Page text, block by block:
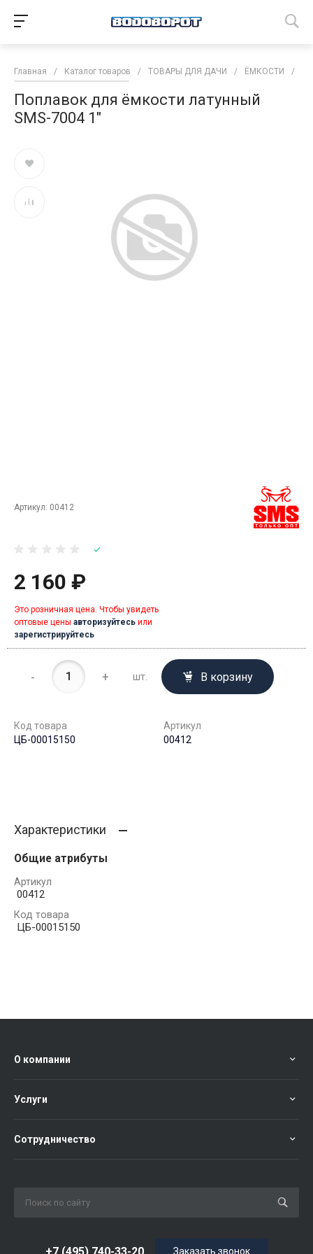
Главная / Каталог товаров / ТОВАРЫ ДЛЯ ДАЧИ / ЁМКОСТИ /
Поплавок для ёмкости латунный
SMS-7004 1"
Артикул: 00412
2 160 ₽
Это розничная цена. Чтобы увидеть
оптовые цены авторизуйтесь или
зарегистрируйтесь
- + шт. В корзину
Код товара
ЦБ-00015150
Артикул
00412
Характеристики
Общие атрибуты
Артикул
00412
Код товара
ЦБ-00015150
О компании
Услуги
Сотрудничество
Заказать звонок